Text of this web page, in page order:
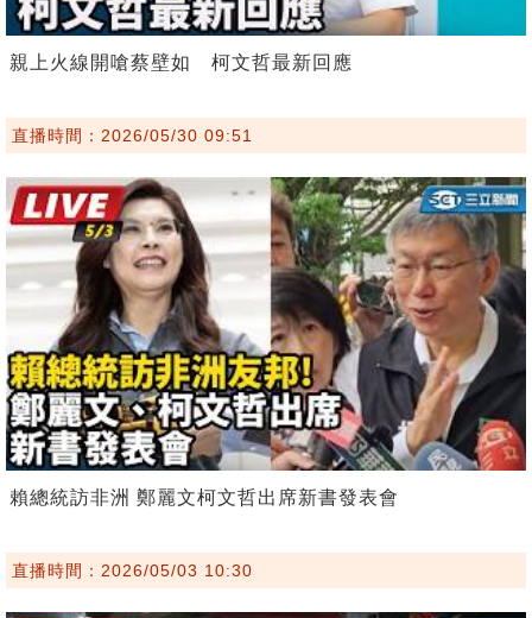
親上火線開嗆蔡壁如 柯文哲最新回應
直播時間：2026/05/30 09:51
賴總統訪非洲 鄭麗文柯文哲出席新書發表會
直播時間：2026/05/03 10:30